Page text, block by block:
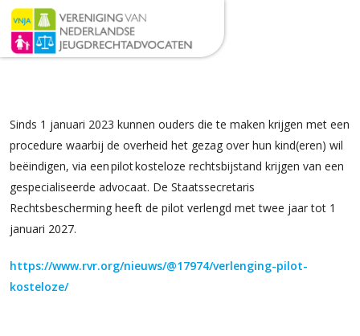
Sinds 1 januari 2023 kunnen ouders die te maken krijgen met een
procedure waarbij de overheid het gezag over hun kind(eren) wil
beëindigen, via eenpilotkosteloze rechtsbijstand krijgen van een
gespecialiseerde advocaat. De Staatssecretaris
Rechtsbescherming heeft de pilot verlengd met twee jaar tot 1
januari 2027.
https://www.rvr.org/nieuws/@17974/verlenging-pilot-
kosteloze/